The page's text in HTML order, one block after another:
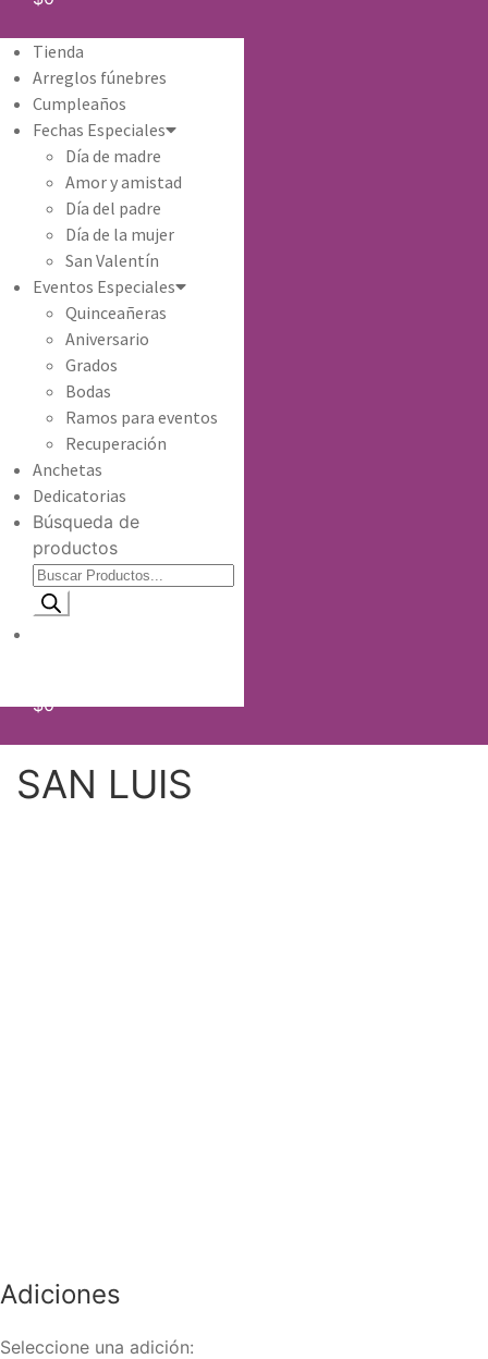
Tienda
Arreglos fúnebres
Cumpleaños
Fechas Especiales
Día de madre
Amor y amistad
Día del padre
Día de la mujer
San Valentín
Eventos Especiales
Quinceañeras
Aniversario
Grados
Bodas
Ramos para eventos
Recuperación
Anchetas
Dedicatorias
Búsqueda de
productos
$0
SAN LUIS
Adiciones
Seleccione una adición: